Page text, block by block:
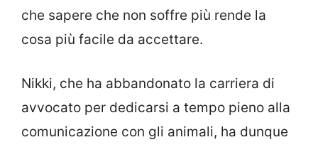
che sapere che non soffre più rende la
cosa più facile da accettare.
Nikki, che ha abbandonato la carriera di
avvocato per dedicarsi a tempo pieno alla
comunicazione con gli animali, ha dunque